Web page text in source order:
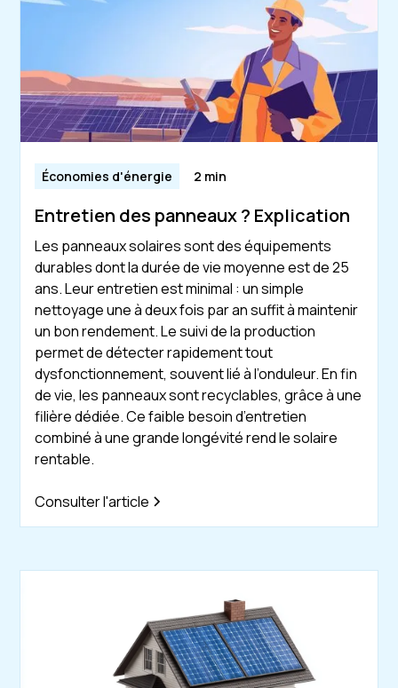
Économies d'énergie 2 min
Entretien des panneaux ? Explication
Les panneaux solaires sont des équipements
durables dont la durée de vie moyenne est de 25
ans. Leur entretien est minimal : un simple
nettoyage une à deux fois par an suffit à maintenir
un bon rendement. Le suivi de la production
permet de détecter rapidement tout
dysfonctionnement, souvent lié à l’onduleur. En fin
de vie, les panneaux sont recyclables, grâce à une
filière dédiée. Ce faible besoin d’entretien
combiné à une grande longévité rend le solaire
rentable.
Consulter l'article